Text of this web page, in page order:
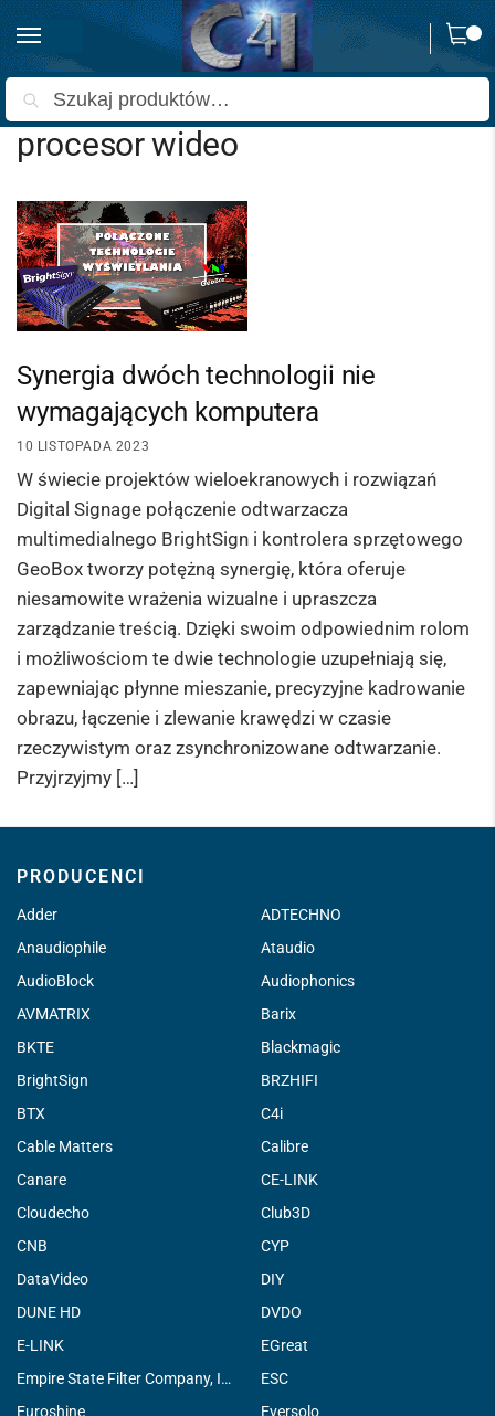
0
Strona główna Wpisy oznaczone “procesor wideo”
procesor wideo
Synergia dwóch technologii nie
wymagających komputera
10 LISTOPADA 2023
W świecie projektów wieloekranowych i rozwiązań
Digital Signage połączenie odtwarzacza
multimedialnego BrightSign i kontrolera sprzętowego
GeoBox tworzy potężną synergię, która oferuje
niesamowite wrażenia wizualne i upraszcza
zarządzanie treścią. Dzięki swoim odpowiednim rolom
i możliwościom te dwie technologie uzupełniają się,
zapewniając płynne mieszanie, precyzyjne kadrowanie
obrazu, łączenie i zlewanie krawędzi w czasie
rzeczywistym oraz zsynchronizowane odtwarzanie.
Przyjrzyjmy […]
PRODUCENCI
Adder
ADTECHNO
Anaudiophile
Ataudio
AudioBlock
Audiophonics
AVMATRIX
Barix
BKTE
Blackmagic
BrightSign
BRZHIFI
BTX
C4i
Cable Matters
Calibre
Canare
CE-LINK
Cloudecho
Club3D
CNB
CYP
DataVideo
DIY
DUNE HD
DVDO
E-LINK
EGreat
Empire State Filter Company, INC.
ESC
Euroshine
Eversolo